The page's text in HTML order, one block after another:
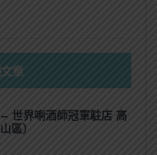
章
世界唎酒師冠軍駐店 高
區）